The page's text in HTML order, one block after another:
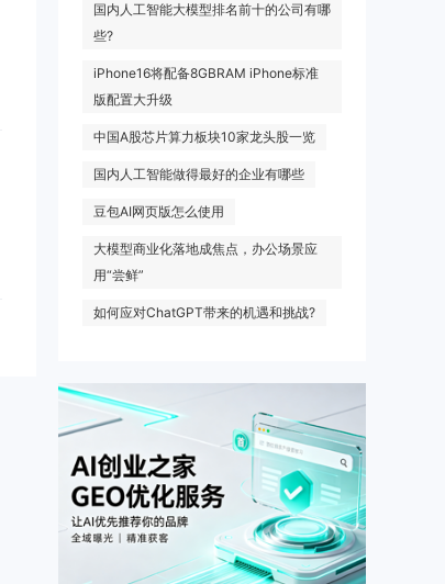
国内人工智能大模型排名前十的公司有哪
些?
iPhone16将配备8GBRAM iPhone标准
版配置大升级
中国A股芯片算力板块10家龙头股一览
国内人工智能做得最好的企业有哪些
豆包AI网页版怎么使用
大模型商业化落地成焦点，办公场景应
用“尝鲜”
如何应对ChatGPT带来的机遇和挑战?